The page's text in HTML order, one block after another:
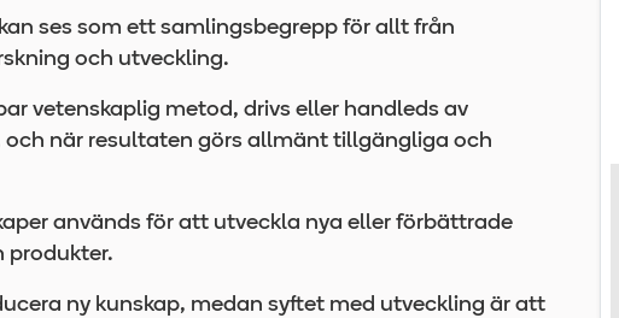
ses som ett samlingsbegrepp för allt från
och utveckling.
vetenskaplig metod, drivs eller handleds av
och när resultaten görs allmänt tillgängliga och
används för att utveckla nya eller förbättrade
produkter.
ny kunskap, medan syftet med utveckling är att